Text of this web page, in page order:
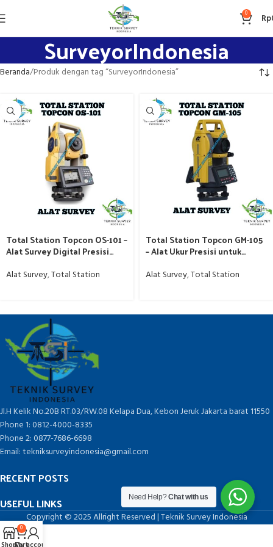
0 Rp
SurveyorIndonesia
Beranda Produk dengan tag “SurveyorIndonesia”
Total Station Topcon OS-101 –
Alat Survey Digital Presisi
Alat Survey,Total Station
Total Station Topcon GM-105
– Alat Ukur Presisi untuk
Alat Survey,Total Station
Jl.H Kelik No.20B RT.03/RW.08 Kelapa Dua, Kebon Jeruk Jakarta barat 11550
Phone 1: 0812-4000-8335
Phone 2: 0877-7686-6698
Email: tekniksurveyindonesia@gmail.com
RECENT POSTS
USEFUL LINKS
Copyright © 2025 Allright Reserved | Teknik Survey Indonesia
Need Help?Chat with us
0